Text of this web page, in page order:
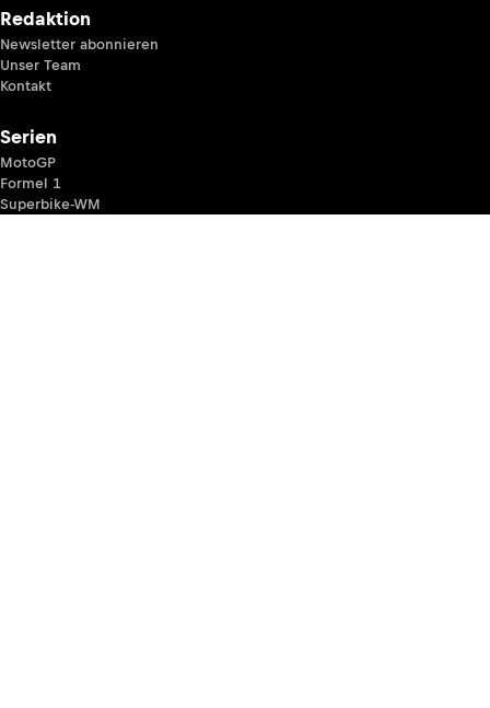
Redaktion
Newsletter abonnieren
Unser Team
Kontakt
Serien
MotoGP
Formel 1
Superbike-WM